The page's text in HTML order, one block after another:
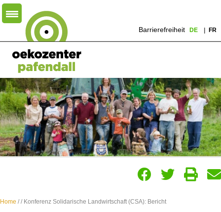
Barrierefreiheit DE FR
Home // Konferenz Solidarische Landwirtschaft (CSA): Bericht